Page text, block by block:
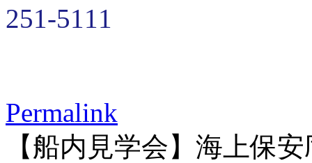
251-5111
Permalink
【船内見学会】海上保